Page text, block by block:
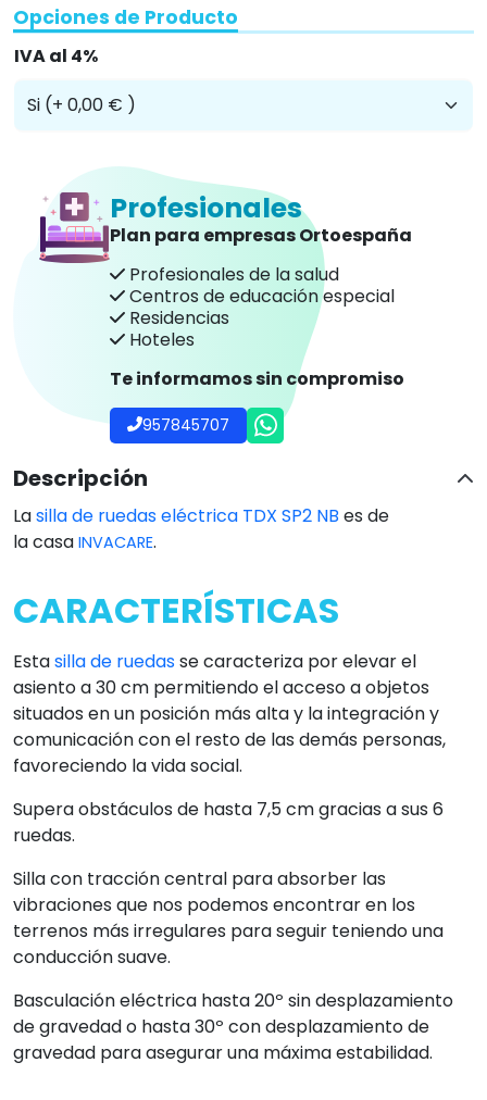
Opciones de Producto
IVA al 4%
Profesionales
Plan para empresas Ortoespaña
Profesionales de la salud
Centros de educación especial
Residencias
Hoteles
Te informamos sin compromiso
957845707
Descripción
Lasilla de ruedas eléctrica TDX SP2 NB es de
la casa INVACARE.
CARACTERÍSTICAS
Estasilla de ruedasse caracteriza por elevar el
asiento a 30 cm permitiendo el acceso a objetos
situados en un posición más alta y la integración y
comunicación con el resto de las demás personas,
favoreciendo la vida social.
Supera obstáculos de hasta 7,5 cm gracias a sus 6
ruedas.
Silla con tracción central para absorber las
vibraciones que nos podemos encontrar en los
terrenos más irregulares para seguir teniendo una
conducción suave.
Basculación eléctrica hasta 20º sin desplazamiento
de gravedad o hasta 30º con desplazamiento de
gravedad para asegurar una máxima estabilidad.